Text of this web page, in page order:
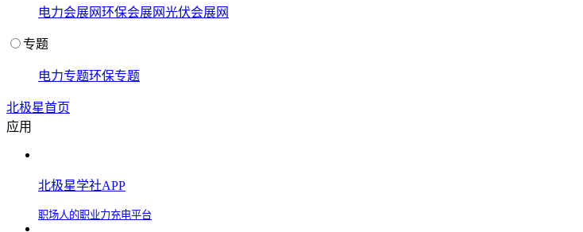
电力会展网环保会展网光伏会展网
专题
电力专题环保专题
北极星首页
应用
北极星学社APP
职场人的职业力充电平台